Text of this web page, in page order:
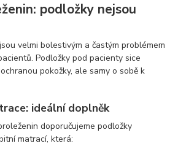
podložky nejsou
velmi bolestivým a častým problémem
Podložky pod pacienty sice
pokožky, ale samy o sobě k
ideální doplněk
doporučujeme podložky
matrací, která: